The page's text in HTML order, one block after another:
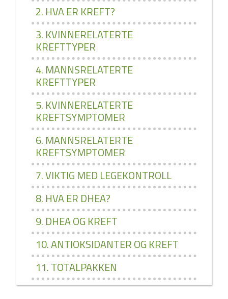
2. HVA ER KREFT?
3. KVINNERELATERTE
KREFTTYPER
4. MANNSRELATERTE
KREFTTYPER
5. KVINNERELATERTE
KREFTSYMPTOMER
6. MANNSRELATERTE
KREFTSYMPTOMER
7. VIKTIG MED LEGEKONTROLL
8. HVA ER DHEA?
9. DHEA OG KREFT
10. ANTIOKSIDANTER OG KREFT
11. TOTALPAKKEN